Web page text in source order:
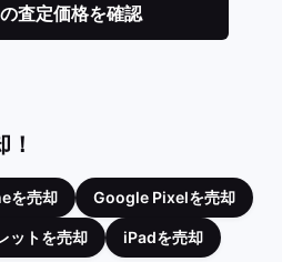
査定価格を確認
を売却 Google Pixelを売却
ットを売却 iPadを売却